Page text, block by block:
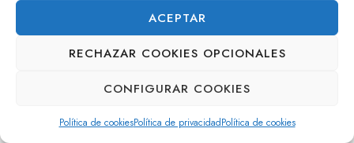
ACEPTAR
RECHAZAR COOKIES OPCIONALES
CONFIGURAR COOKIES
Política de cookiesPolítica de privacidadPolítica de cookies